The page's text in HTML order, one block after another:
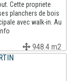
Cette propriete
planchers de bois
avec walk-in. Au
948.4 m2